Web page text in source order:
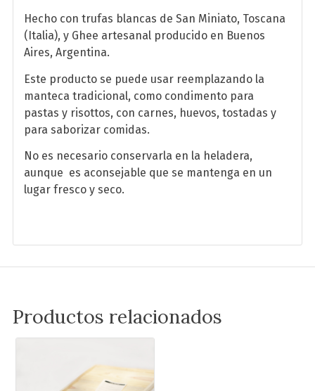
Hecho con trufas blancas de San Miniato, Toscana
(Italia), y Ghee artesanal producido en Buenos
Aires, Argentina.
Este producto se puede usar reemplazando la
manteca tradicional, como condimento para
pastas y risottos, con carnes, huevos, tostadas y
para saborizar comidas.
No es necesario conservarla en la heladera,
aunque es aconsejable que se mantenga en un
lugar fresco y seco.
Productos relacionados